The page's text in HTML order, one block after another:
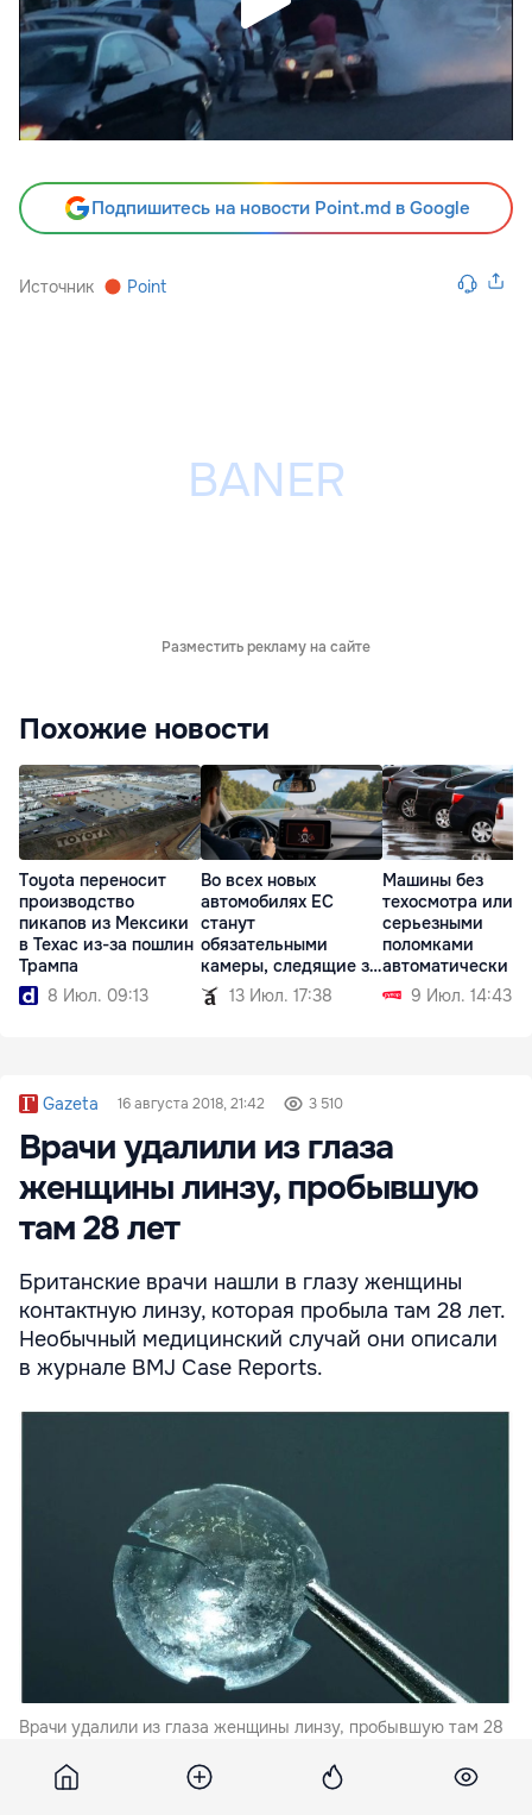
Подпишитесь на новости Point.md в Google
Источник Point
Разместить рекламу на сайте
Похожие новости
Toyota переносит
производство
пикапов из Мексики
в Техас из-за пошлин
Трампа
8 Июл. 09:13
Во всех новых
автомобилях ЕС
станут
обязательными
камеры, следящие за
водителем
13 Июл. 17:38
Машины без
техосмотра или с
серьезными
поломками
автоматически
регистрации
9 Июл. 14:43
Gazeta 16 августа 2018, 21:42 3 510
Врачи удалили из глаза
женщины линзу, пробывшую
там 28 лет
Британские врачи нашли в глазу женщины
контактную линзу, которая пробыла там 28 лет.
Необычный медицинский случай они описали
в журнале BMJ Case Reports.
Врачи удалили из глаза женщины линзу, пробывшую там 28